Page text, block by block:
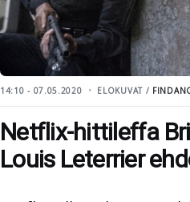
14:10 - 07.05.2020 ELOKUVAT /
Netflix-hittileffa
Louis Leterrier